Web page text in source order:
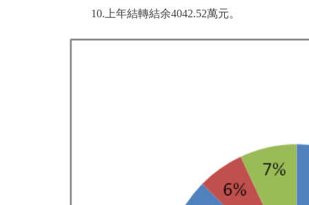
10.上年結轉結余4042.52萬元。